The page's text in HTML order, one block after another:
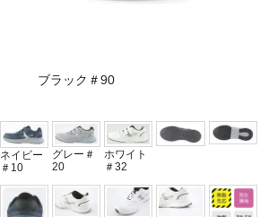
ブラック＃90
ネイビー
＃10
グレー＃
20
ホワイト
＃32